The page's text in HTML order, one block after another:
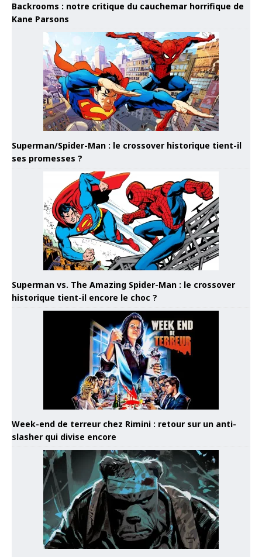
Backrooms : notre critique du cauchemar horrifique de
Kane Parsons
Superman/Spider-Man : le crossover historique tient-il
ses promesses ?
Superman vs. The Amazing Spider-Man : le crossover
historique tient-il encore le choc ?
Week-end de terreur chez Rimini : retour sur un anti-
slasher qui divise encore